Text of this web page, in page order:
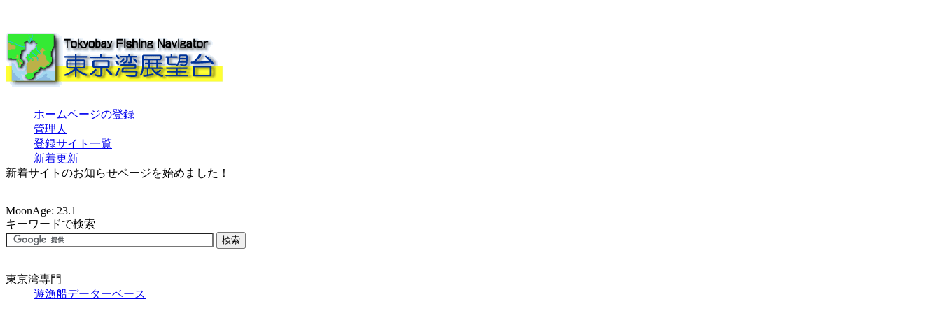
ホームページの登録
管理人
登録サイト一覧
新着更新
新着サイトのお知らせページを始めました！
MoonAge: 23.1
キーワードで検索
東京湾専門
遊漁船データーベース